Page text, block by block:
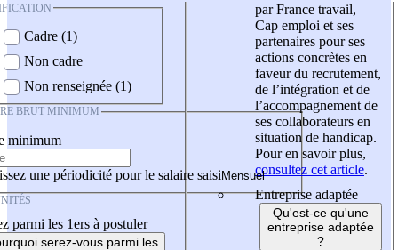
Cadre (1)
Non cadre
Non renseignée (1)
BRUT MINIMUM
minimum
une périodicité pour le salaire saisi
parmi les 1ers à postuler
serez-vous parmi les
par France travail,
Cap emploi et ses
partenaires pour ses
actions concrètes en
faveur du recrutement,
de l’intégration et de
l’accompagnement de
ses collaborateurs en
situation de handicap.
Pour en savoir plus,
consultez cet article.
Entreprise adaptée
Qu'est-ce qu'une
entreprise adaptée
?